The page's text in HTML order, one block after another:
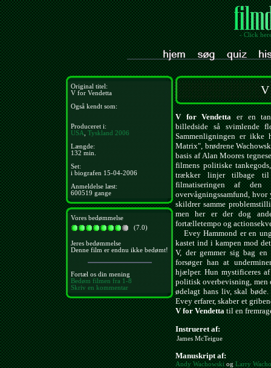
- Click
Original titel:
V for Vendetta
Også kendt som:
Produceret i:
USA,Tyskland 2006
Længde:
132 min.
Set:
i biografen 15-04-2006
Anmeldelse læst:
600519 gange
Vores bedømmelse
(7.0)
Jeres bedømmelse
Denne film er endnu ikke bedømt!
Fortæl os din mening
Bedøm filmen fra 1-8
Skriv en kommentar
V
V for Vendettaer en
billedside så svimlende
Sammenligningen er
Matrix", brødrene
basis af Alan Moores
filmens politiske
trækker linjer tilbage til
filmatiseringen af
overvågningssamfund,
skildrer samme
men her er der dog
fortælletempo og
Evey Hammond er en
kastet ind i kampen mod
V, der gemmer sig bag en
forsøger han at
hjælper. Hun mystificeres
politisk overbevisning, men
ødelagt hans liv, skal
Evey erfarer, skaber et
V for Vendettatil en
Instrueret af:
James McTeigue
Manuskript af:
Andy WachowskiogLarry